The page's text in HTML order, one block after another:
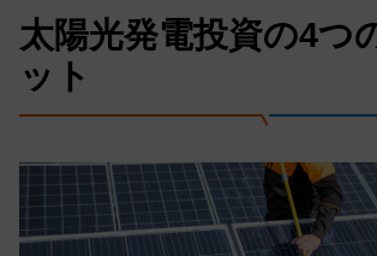
太陽光発電投資の4つ
ット